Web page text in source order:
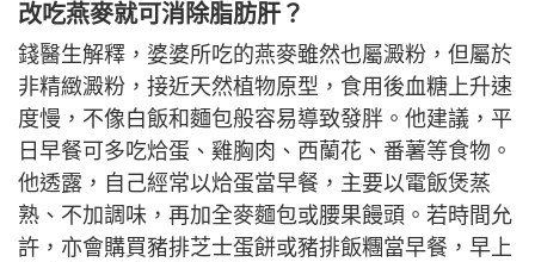
改吃燕麥就可消除脂肪肝？
錢醫生解釋，婆婆所吃的燕麥雖然也屬澱粉，但屬於
非精緻澱粉，接近天然植物原型，食用後血糖上升速
度慢，不像白飯和麵包般容易導致發胖。他建議，平
日早餐可多吃烚蛋、雞胸肉、西蘭花、番薯等食物。
他透露，自己經常以烚蛋當早餐，主要以電飯煲蒸
熟、不加調味，再加全麥麵包或腰果饅頭。若時間允
許，亦會購買豬排芝士蛋餅或豬排飯糰當早餐，早上